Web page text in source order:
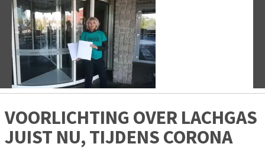
Vorige
VOORLICHTING OVER LACHGAS
JUIST NU, TIJDENS CORONA